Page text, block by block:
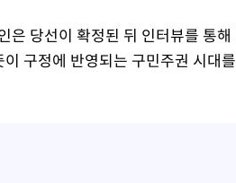
은 당선이 확정된 뒤 인터뷰를 통
이 구정에 반영되는 구민주권 시대